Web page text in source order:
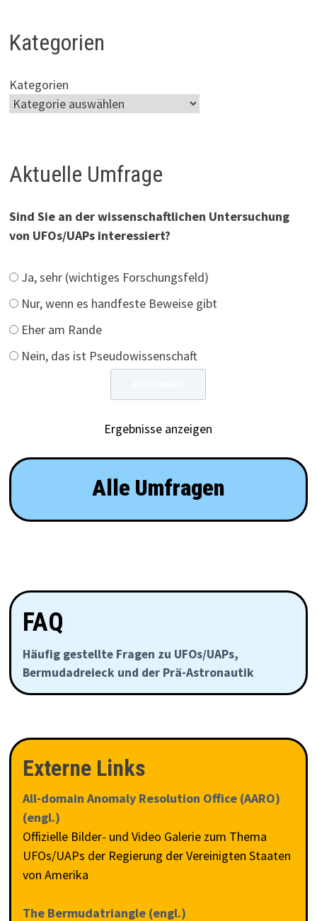
Kategorien
Kategorien
Aktuelle Umfrage
Sind Sie an der wissenschaftlichen Untersuchung
von UFOs/UAPs interessiert?
Ja, sehr (wichtiges Forschungsfeld)
Nur, wenn es handfeste Beweise gibt
Eher am Rande
Nein, das ist Pseudowissenschaft
Ergebnisse anzeigen
Alle Umfragen
FAQ
Häufig gestellte Fragen zu UFOs/UAPs,
Bermudadreieck und der Prä-Astronautik
Externe Links
All-domain Anomaly Resolution Office (AARO)
(engl.)
Offizielle Bilder- und Video Galerie zum Thema
UFOs/UAPs der Regierung der Vereinigten Staaten
von Amerika
The Bermudatriangle (engl.)